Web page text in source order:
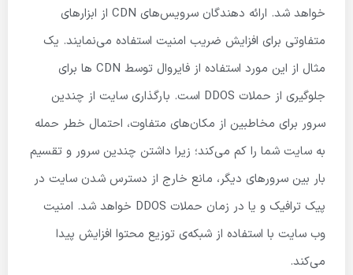
خواهد شد. ارائه ‌دهندگان سرویس‌های CDN از ابزارهای
متفاوتی برای افزایش ضریب امنیت استفاده می‌نمایند. یک
مثال از این مورد استفاده از فایروال توسط CDN ها برای
جلوگیری از حملات DDOS است. بارگذاری سایت از چندین
سرور برای مخاطبین از مکان‌های متفاوت، احتمال خطر حمله
به سایت شما را کم می‌کند؛ زیرا داشتن چندین سرور و تقسیم
بار بین سرورهای دیگر، مانع خارج از دسترس شدن سایت در
پیک ترافیک و یا در زمان حملات DDOS خواهد شد. امنیت
وب سایت با استفاده از شبکه‌ی توزیع محتوا افزایش پیدا
می‌کند.